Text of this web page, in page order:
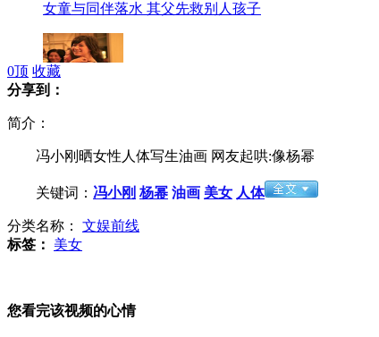
女童与同伴落水 其父先救别人孩子
徐静蕾自称患精神病
南京紫金山打造多彩景观道
0顶 收藏
分享到：
简介：
冯小刚晒女性人体写生油画 网友起哄:像杨幂
关键词： 冯小刚 杨幂 油画 美女 人体
分类名称： 文娱前线
标签：
美女
您看完该视频的心情